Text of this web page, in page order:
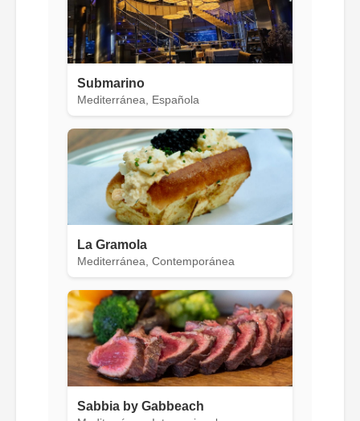
Submarino
Mediterránea, Española
La Gramola
Mediterránea, Contemporánea
Sabbia by Gabbeach